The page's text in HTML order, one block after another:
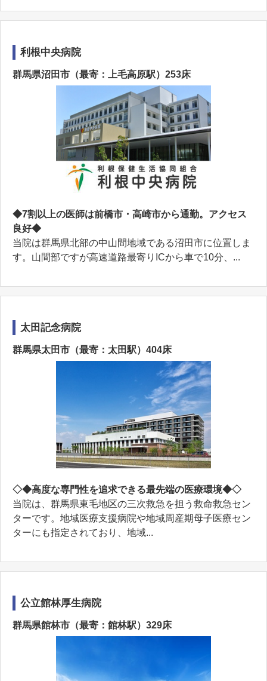
利根中央病院
群馬県沼田市（最寄：上毛高原駅）253床
◆7割以上の医師は前橋市・高崎市から通勤。アクセス
良好◆
当院は群馬県北部の中山間地域である沼田市に位置しま
す。山間部ですが高速道路最寄りICから車で10分、...
太田記念病院
群馬県太田市（最寄：太田駅）404床
◇◆高度な専門性を追求できる最先端の医療環境◆◇
当院は、群馬県東毛地区の三次救急を担う救命救急セン
ターです。地域医療支援病院や地域周産期母子医療セン
ターにも指定されており、地域...
公立館林厚生病院
群馬県館林市（最寄：館林駅）329床